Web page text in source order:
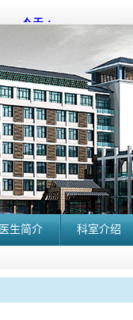
医生简介 科室介绍